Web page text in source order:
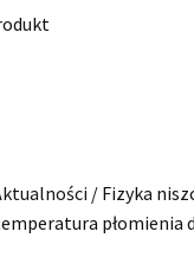
/ Fizyka
płomienia